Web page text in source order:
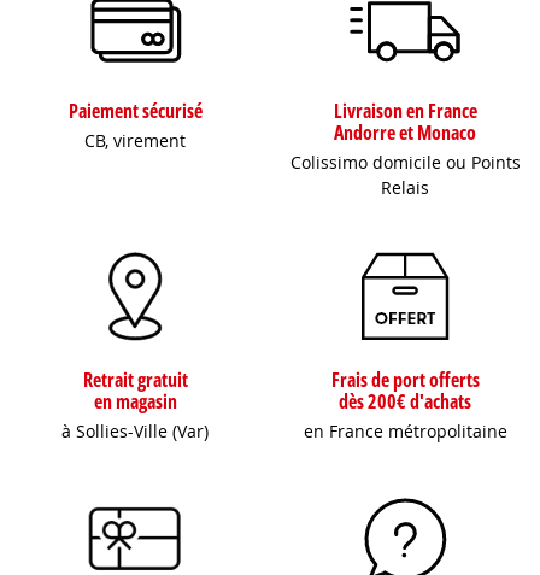
Paiement sécurisé
CB, virement
Livraison en France
Andorre et Monaco
Colissimo domicile ou Points
Relais
Retrait gratuit
en magasin
à Sollies-Ville (Var)
Frais de port offerts
dès 200€ d'achats
en France métropolitaine